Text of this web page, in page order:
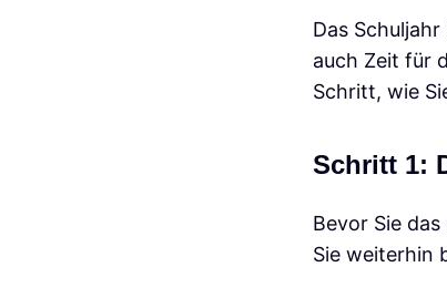
Das
auch Zeit für
Schritt, wie
Schritt 1:
Bevor Sie
Sie weiterhin